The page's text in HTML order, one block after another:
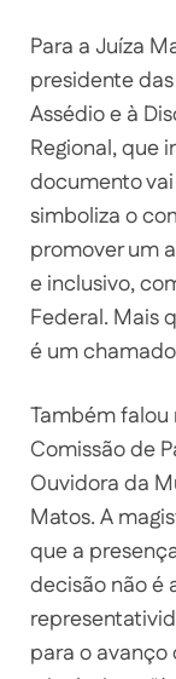
Para a Juíza
presidente
Assédio e à
Regional, que
documento
simboliza o
promover um
e inclusivo,
Federal. Mais
é um
Também
Comissão de
Ouvidora da
Matos. A
que a
decisão não é
para o